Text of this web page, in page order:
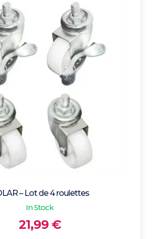
– Lot de 4 roulettes
In Stock
21,99 €